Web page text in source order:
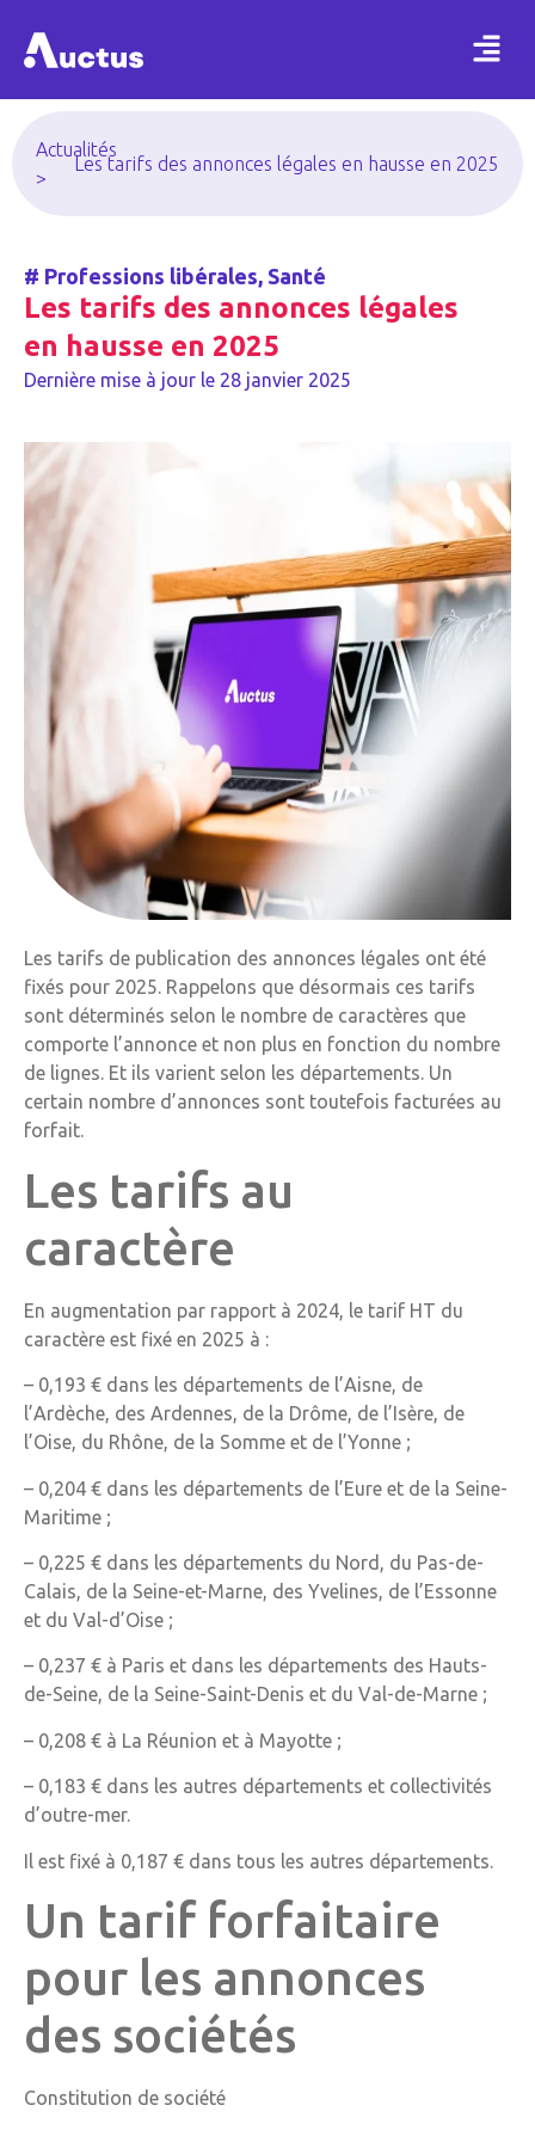
Actualités
>
Les tarifs des annonces légales en hausse en 2025
# Professions libérales, Santé
Les tarifs des annonces légales
en hausse en 2025
Dernière mise à jour le 28 janvier 2025
Les tarifs de publication des annonces légales ont été
fixés pour 2025. Rappelons que désormais ces tarifs
sont déterminés selon le nombre de caractères que
comporte l’annonce et non plus en fonction du nombre
de lignes. Et ils varient selon les départements. Un
certain nombre d’annonces sont toutefois facturées au
forfait.
Les tarifs au
caractère
En augmentation par rapport à 2024, le tarif HT du
caractère est fixé en 2025 à :
– 0,193 € dans les départements de l’Aisne, de
l’Ardèche, des Ardennes, de la Drôme, de l’Isère, de
l’Oise, du Rhône, de la Somme et de l’Yonne ;
– 0,204 € dans les départements de l’Eure et de la Seine-
Maritime ;
– 0,225 € dans les départements du Nord, du Pas-de-
Calais, de la Seine-et-Marne, des Yvelines, de l’Essonne
et du Val-d’Oise ;
– 0,237 € à Paris et dans les départements des Hauts-
de-Seine, de la Seine-Saint-Denis et du Val-de-Marne ;
– 0,208 € à La Réunion et à Mayotte ;
– 0,183 € dans les autres départements et collectivités
d’outre-mer.
Il est fixé à 0,187 € dans tous les autres départements.
Un tarif forfaitaire
pour les annonces
des sociétés
Constitution de société